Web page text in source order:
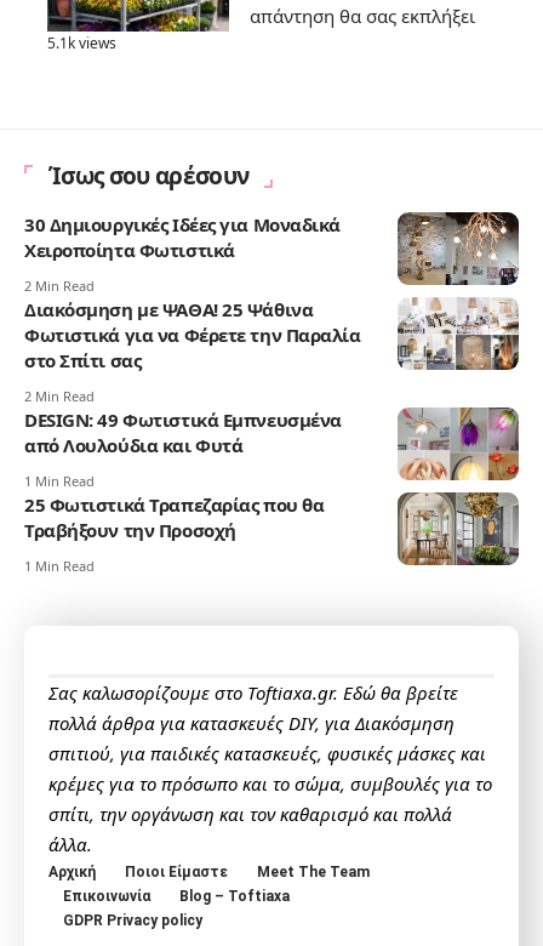
απάντηση θα σας εκπλήξει
5.1k views
Ίσως σου αρέσουν
30 Δημιουργικές Ιδέες για Μοναδικά
Χειροποίητα Φωτιστικά
2 Min Read
Διακόσμηση με ΨΑΘΑ! 25 Ψάθινα
Φωτιστικά για να Φέρετε την Παραλία
στο Σπίτι σας
2 Min Read
DESIGN: 49 Φωτιστικά Εμπνευσμένα
από Λουλούδια και Φυτά
1 Min Read
25 Φωτιστικά Τραπεζαρίας που θα
Τραβήξουν την Προσοχή
1 Min Read
Σας καλωσορίζουμε στο Toftiaxa.gr. Εδώ θα βρείτε
πολλά άρθρα για κατασκευές DIY, για Διακόσμηση
σπιτιού, για παιδικές κατασκευές, φυσικές μάσκες και
κρέμες για το πρόσωπο και το σώμα, συμβουλές για το
σπίτι, την οργάνωση και τον καθαρισμό και πολλά
άλλα.
Αρχική Ποιοι Είμαστε
Meet The Team
Επικοινωνία
Blog – Toftiaxa
GDPR Privacy policy